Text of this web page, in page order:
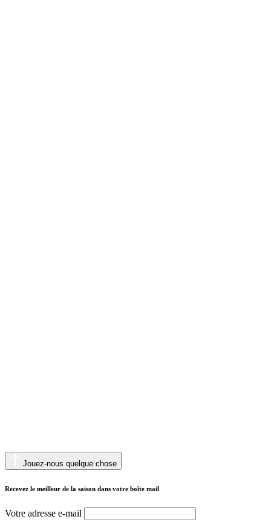
Jouez-nous quelque chose
Recevez le meilleur de la saison dans votre boîte mail
Votre adresse e-mail